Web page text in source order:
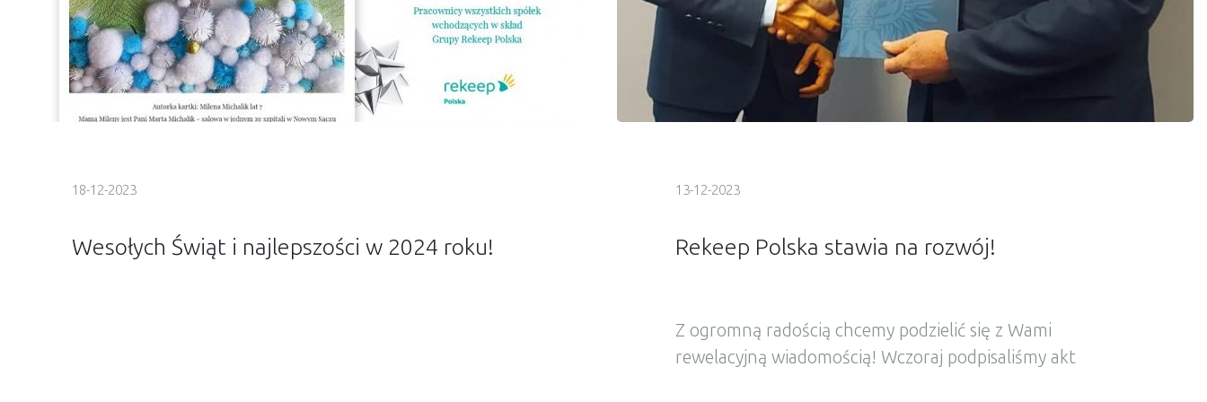
18-12-2023
Wesołych Świąt i najlepszości w 2024 roku!
13-12-2023
Rekeep Polska stawia na rozwój!
Z ogromną radością chcemy podzielić się z Wami
rewelacyjną wiadomością! Wczoraj podpisaliśmy akt